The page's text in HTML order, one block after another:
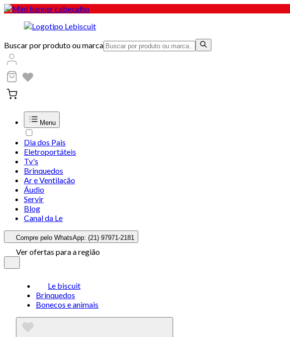
Buscar por produto ou marca
Menu
Dia dos Pais
Eletroportáteis
Tv's
Brinquedos
Ar e Ventilação
Áudio
Servir
Blog
Canal da Le
Compre pelo WhatsApp: (21) 97971-2181
Ver ofertas para a região
Le biscuit
Brinquedos
Bonecos e animais